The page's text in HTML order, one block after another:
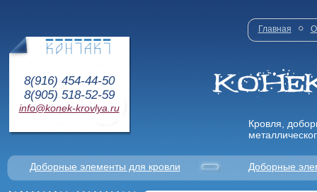
8(916) 454-44-50
8(905) 518-52-59
info@konek-krovlya.ru
Главная О
Кровля,
Доборные элементы для кровли Доборные